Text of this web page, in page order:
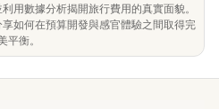
用數據分析揭開旅行費用的真實面貌。
如何在預算開發與感官體驗之間取得完
平衡。